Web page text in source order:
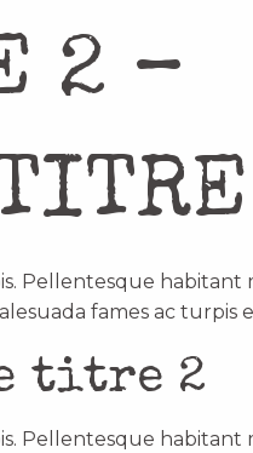
2 –
Pellentesque habitant
fames ac turpis
titre 2
Pellentesque habitant